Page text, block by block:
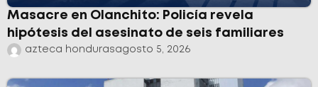
Masacre en Olanchito: Policía revela
hipótesis del asesinato de seis familiares
azteca hondurasagosto 5, 2026